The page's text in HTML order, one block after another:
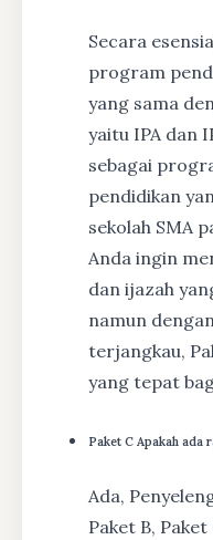
Secara
program
yang sama
yaitu IPA dan
sebagai
pendidikan
sekolah SMA
Anda ingin
dan ijazah
namun
terjangkau,
yang tepat
Paket C Apakah ada
Ada,
Paket B,